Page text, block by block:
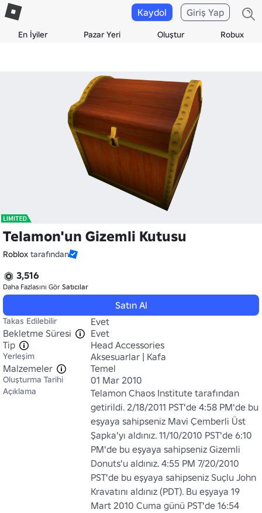
En İyiler Pazar Yeri Oluştur Robux
Kaydol Giriş Yap
Telamon'un Gizemli Kutusu
Roblox tarafından
3,516
Daha Fazlasını Gör Satıcılar
Satın Al
Takas Edilebilir
Evet
Bekletme Süresi
Evet
Tip
Head Accessories
Yerleşim
Aksesuarlar | Kafa
Malzemeler
Temel
Oluşturma Tarihi 01 Mar 2010
Açıklama
Telamon Chaos Institute tarafından
getirildi. 2/18/2011 PST'de 4:58 PM'de bu
eşyaya sahipseniz Mavi Çemberli Üst
Şapka'yı aldınız. 11/10/2010 PST'de 6:10
PM'de bu eşyaya sahipseniz Gizemli
Donuts'u aldınız. 4:55 PM 7/20/2010
PST'de bu eşyaya sahipseniz Suçlu John
Kravatını aldınız (PDT). Bu eşyaya 19
Mart 2010 Cuma günü PST'de 16:54